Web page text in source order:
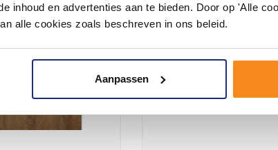
inhoud en advertenties aan te bieden. Door op 'Alle
alle cookies zoals beschreven in ons beleid.
Aanpassen